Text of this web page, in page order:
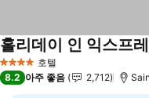
4 성급 호텔
홀리데이 인 익스프
8.2 아주 좋음 2,712